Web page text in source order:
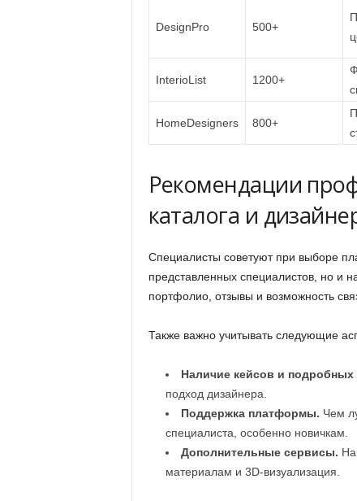
DesignPro 500+
InterioList 1200+
HomeDesigners 800+
Рекомендации
каталога и
Специалисты советуют при выборе
представленных специалистов, но и
портфолио, отзывы и возможность
Также важно учитывать следующие
Наличие кейсов и подробных
подход дизайнера.
Поддержка платформы. Чем
специалиста, особенно новичкам.
Дополнительные сервисы.
материалам и 3D-визуализация.